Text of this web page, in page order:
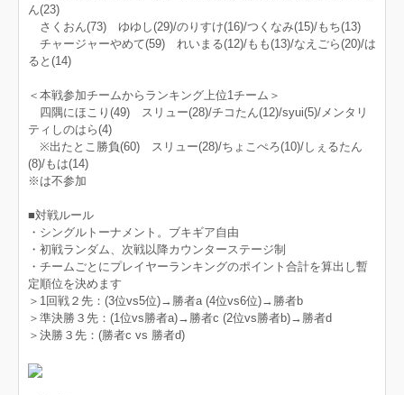
ん(23)
さくおん(73) ゆゆし(29)/のりすけ(16)/つくなみ(15)/もち(13)
チャージャーやめて(59) れいまる(12)/もも(13)/なえごら(20)/は
ると(14)
＜本戦参加チームからランキング上位1チーム＞
四隅にほこり(49) スリュー(28)/チコたん(12)/syui(5)/メンタリ
ティしのはら(4)
※出たとこ勝負(60) スリュー(28)/ちょこぺろ(10)/しぇるたん
(8)/もは(14)
※は不参加
■対戦ルール
・シングルトーナメント。ブキギア自由
・初戦ランダム、次戦以降カウンターステージ制
・チームごとにプレイヤーランキングのポイント合計を算出し暫
定順位を決めます
＞1回戦２先：(3位vs5位)→勝者a (4位vs6位)→勝者b
＞準決勝３先：(1位vs勝者a)→勝者c (2位vs勝者b)→勝者d
＞決勝３先：(勝者c vs 勝者d)